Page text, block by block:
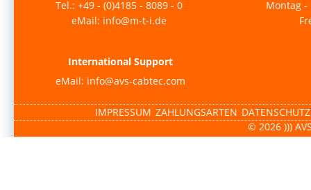
Tel.: +49 - (0)4185 - 8089 - 0
eMail: info@m-t-i.de
Montag -
International Support
eMail: info@avs-cabtec.com
IMPRESSUM ZAHLUNGSARTEN DATENSCHUTZ
© 2026 )))